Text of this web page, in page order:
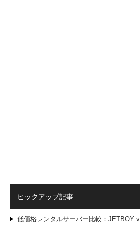
ピックアップ記事
低価格レンタルサーバー比較：JETBOY